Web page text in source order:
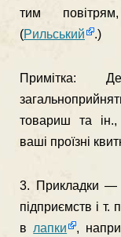
тим
(Рильський .)
Примітка:
товариш та
ваші проїзні
3. Прикладки —
підприємств і т.
в лапки
,